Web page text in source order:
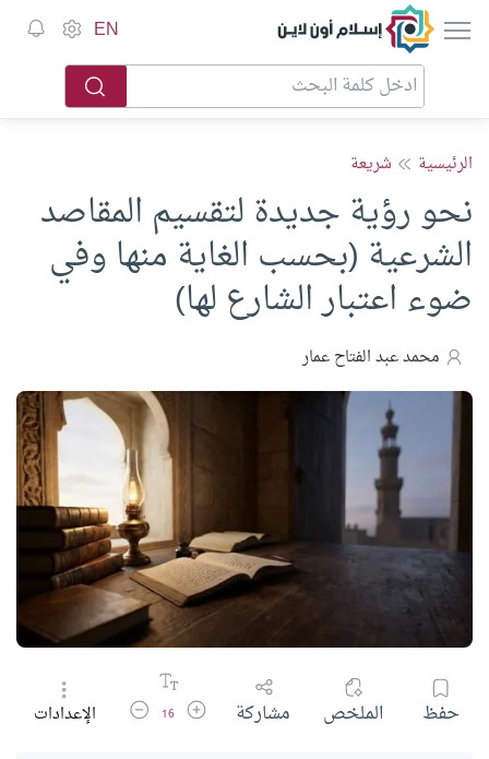
إسلام أون لاين EN
الرئيسية شريعة
نحو رؤية جديدة لتقسيم المقاصد
الشرعية (بحسب الغاية منها وفي
ضوء اعتبار الشارع لها)
محمد عبد الفتاح عمار
حفظ الملخص مشاركة زيادة حجم الخط
16 تقليل حجم الخط
الإعدادات